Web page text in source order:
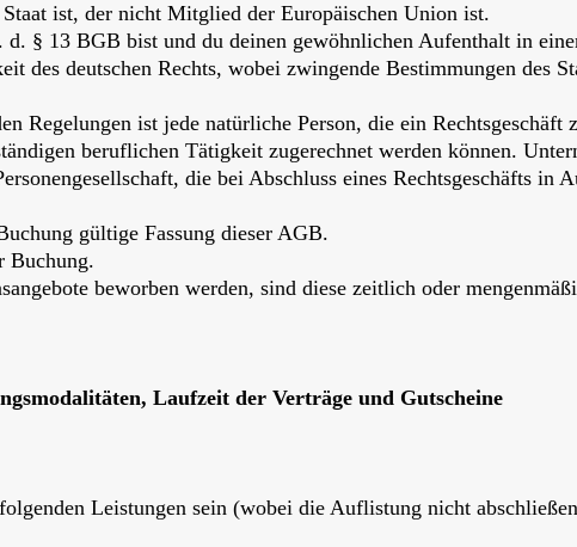
ist, der nicht Mitglied der Europäischen Union ist.
§ 13 BGB bist und du deinen gewöhnlichen Aufenthalt in
des deutschen Rechts, wobei zwingende Bestimmungen des
Regelungen ist jede natürliche Person, die ein
beruflichen Tätigkeit zugerechnet werden können.
die bei Abschluss eines Rechtsgeschäfts in
gültige Fassung dieser AGB.
Buchung.
beworben werden, sind diese zeitlich oder
Laufzeit der Verträge und Gutscheine
Leistungen sein (wobei die Auflistung nicht